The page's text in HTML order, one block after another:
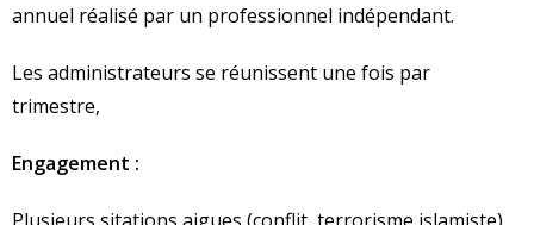
annuel réalisé par un professionnel indépendant.
Les administrateurs se réunissent une fois par
trimestre,
Engagement :